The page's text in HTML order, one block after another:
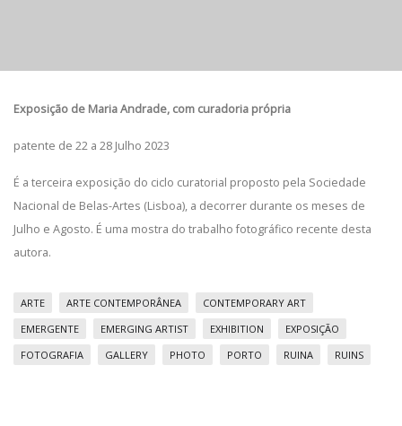
Exposição de Maria Andrade, com curadoria própria
patente de 22 a 28 Julho 2023
É a terceira exposição do ciclo curatorial proposto pela Sociedade
Nacional de Belas-Artes (Lisboa), a decorrer durante os meses de
Julho e Agosto. É uma mostra do trabalho fotográfico recente desta
autora.
ARTE ARTE CONTEMPORÂNEA
CONTEMPORARY ART
EMERGENTE
EMERGING ARTIST EXHIBITION
EXPOSIÇÃO
FOTOGRAFIA
GALLERY PHOTO PORTO RUINA RUINS